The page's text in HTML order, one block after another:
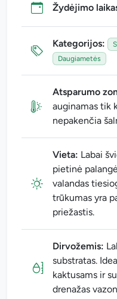
Žydėjimo
Kategorijos:
Daugiametės
Atsparumo
auginamas tik
nepakenčia
Vieta: Labai
pietinė
valandas
trūkumas yra
priežastis.
Dirvožemis:
substratas.
kaktusams ir
drenažas